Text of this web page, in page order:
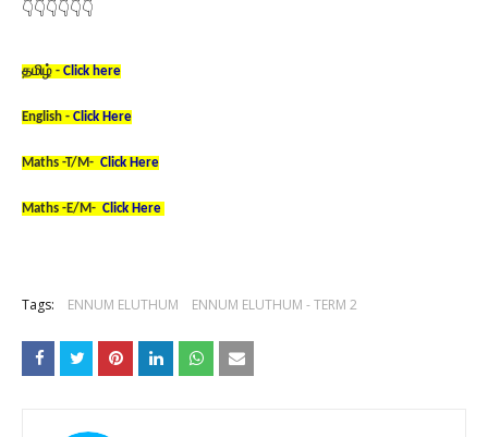
👇👇👇👇👇👇
தமிழ் - Click here
English - Click Here
Maths -T/M- Click Here
Maths -E/M- Click Here
Tags: ENNUM ELUTHUM ENNUM ELUTHUM - TERM 2